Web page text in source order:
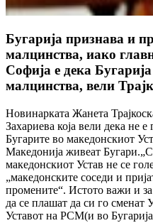
Бугарија признава и
малцинства, иако
Софија е дека
малцинства, вели
Новинарката Жанета
Захариева која вели дека не
Бугарите во македонскиот
Македонија живеат
македонскиот Устав не се
„македонските соседи и
промените“. Истото важи и
да се плашат да си го сменат
Уставот на РСМ(и во